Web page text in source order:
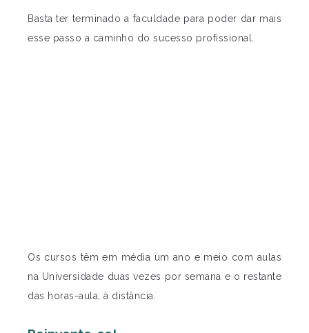
Basta ter terminado a faculdade para poder dar mais
esse passo a caminho do sucesso profissional.
Os cursos têm em média um ano e meio com aulas
na Universidade duas vezes por semana e o restante
das horas-aula, à distância.